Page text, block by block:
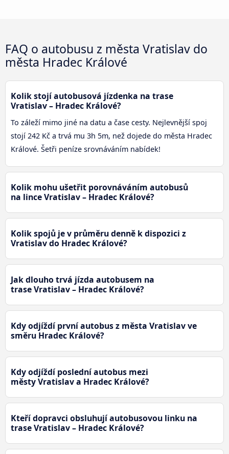
FAQ o autobusu z města Vratislav do
města Hradec Králové
Kolik stojí autobusová jízdenka na trase
Vratislav – Hradec Králové?
To záleží mimo jiné na datu a čase cesty. Nejlevnější spoj
stojí 242 Kč a trvá mu 3h 5m, než dojede do města Hradec
Králové. Šetři peníze srovnáváním nabídek!
Kolik mohu ušetřit porovnáváním autobusů
na lince Vratislav – Hradec Králové?
Kolik spojů je v průměru denně k dispozici z
Vratislav do Hradec Králové?
Jak dlouho trvá jízda autobusem na
trase Vratislav – Hradec Králové?
Kdy odjíždí první autobus z města Vratislav ve
směru Hradec Králové?
Kdy odjíždí poslední autobus mezi
městy Vratislav a Hradec Králové?
Kteří dopravci obsluhují autobusovou linku na
trase Vratislav – Hradec Králové?